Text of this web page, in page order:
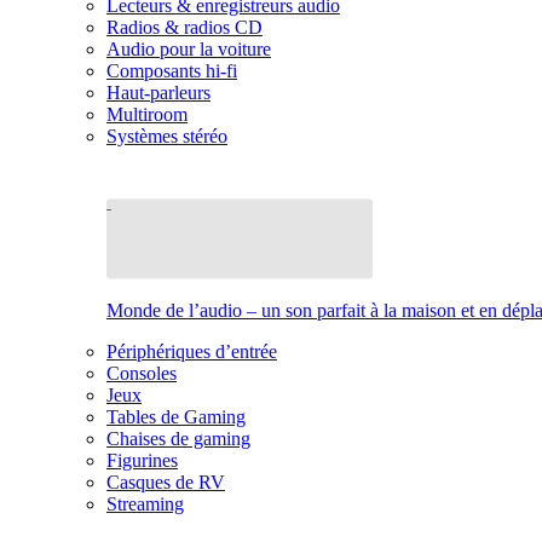
Lecteurs & enregistreurs audio
Radios & radios CD
Audio pour la voiture
Composants hi-fi
Haut-parleurs
Multiroom
Systèmes stéréo
Monde de l’audio – un son parfait à la maison et en
Périphériques d’entrée
Consoles
Jeux
Tables de Gaming
Chaises de gaming
Figurines
Casques de RV
Streaming